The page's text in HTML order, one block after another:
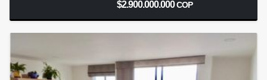
$2.900.000.000COP